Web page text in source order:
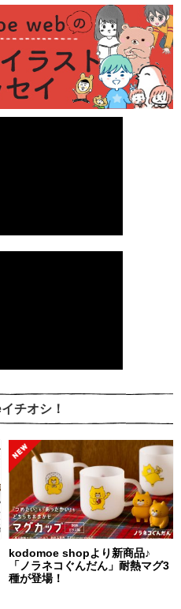
チオシ！
kodomoe shopより新商品♪
「ノラネコぐんだん」耐熱マグ3
種が登場！